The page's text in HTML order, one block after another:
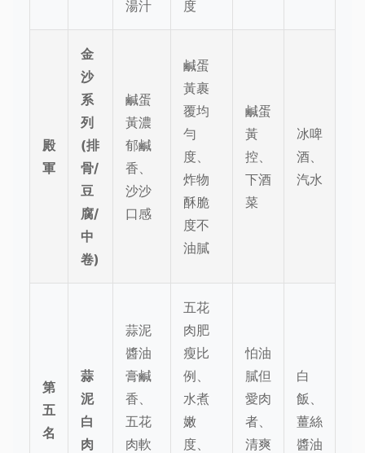
湯汁 度
殿
軍
金
沙
系
列
(排
骨/
豆
腐/
中
卷)
鹹蛋
黃濃
郁鹹
香、
沙沙
口感
鹹蛋
黃裹
覆均
勻
度、
炸物
酥脆
度不
油膩
鹹蛋
黃
控、
下酒
菜
冰啤
酒、
汽水
第
五
名
蒜
泥
白
肉
蒜泥
醬油
膏鹹
香、
五花
肉軟
五花
肉肥
瘦比
例、
水煮
嫩
度、
怕油
膩但
愛肉
者、
清爽
白
飯、
薑絲
醬油